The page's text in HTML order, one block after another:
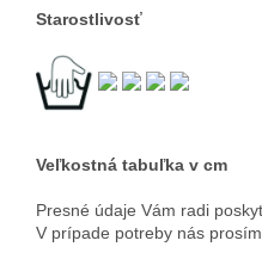
Starostlivosť
Veľkostná tabuľka v cm
Presné údaje Vám radi
V prípade potreby nás prosím